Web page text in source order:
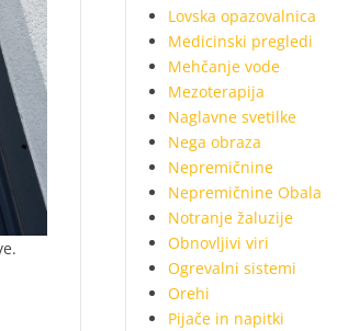
Lovska opazovalnica
Medicinski pregledi
Mehčanje vode
Mezoterapija
Naglavne svetilke
Nega obraza
Nepremičnine
Nepremičnine Obala
Notranje žaluzije
Obnovljivi viri
Ogrevalni sistemi
Orehi
Pijače in napitki